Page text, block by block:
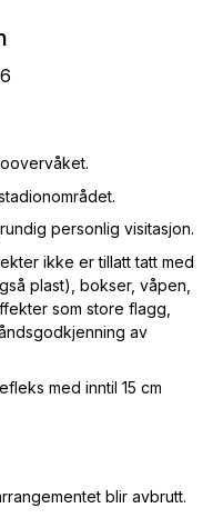
personlig visitasjon.
ikke er tillatt tatt med
plast), bokser, våpen,
som store flagg,
av
med inntil 15 cm
blir avbrutt.